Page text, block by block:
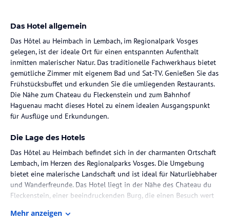
Das Hotel allgemein
Das Hôtel au Heimbach in Lembach, im Regionalpark Vosges
gelegen, ist der ideale Ort für einen entspannten Aufenthalt
inmitten malerischer Natur. Das traditionelle Fachwerkhaus bietet
gemütliche Zimmer mit eigenem Bad und Sat-TV. Genießen Sie das
Frühstücksbuffet und erkunden Sie die umliegenden Restaurants.
Die Nähe zum Chateau du Fleckenstein und zum Bahnhof
Haguenau macht dieses Hotel zu einem idealen Ausgangspunkt
für Ausflüge und Erkundungen.
Die Lage des Hotels
Das Hôtel au Heimbach befindet sich in der charmanten Ortschaft
Lembach, im Herzen des Regionalparks Vosges. Die Umgebung
bietet eine malerische Landschaft und ist ideal für Naturliebhaber
und Wanderfreunde. Das Hotel liegt in der Nähe des Chateau du
Fleckenstein, einer beeindruckenden Burg, die einen Besuch wert
bietet gute Anbindungen in die Umgebung.
Mehr anzeigen